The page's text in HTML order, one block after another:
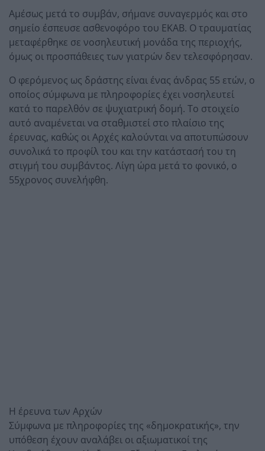
Αμέσως μετά το συμβάν, σήμανε συναγερμός και στο
σημείο έσπευσε ασθενοφόρο του ΕΚΑΒ. Ο τραυματίας
μεταφέρθηκε σε νοσηλευτική μονάδα της περιοχής,
όμως οι προσπάθειες των γιατρών δεν τελεσφόρησαν.
Ο φερόμενος ως δράστης είναι ένας άνδρας 55 ετών, ο
οποίος σύμφωνα με πληροφορίες έχει νοσηλευτεί
κατά το παρελθόν σε ψυχιατρική δομή. Το στοιχείο
αυτό αναμένεται να σταθμιστεί στο πλαίσιο της
έρευνας, καθώς οι Αρχές καλούνται να αποτυπώσουν
συνολικά το προφίλ του και την κατάστασή του τη
στιγμή του συμβάντος. Λίγη ώρα μετά το φονικό, ο
55χρονος συνελήφθη.
Η έρευνα των Αρχών
Σύμφωνα με πληροφορίες της «δημοκρατικής», την
υπόθεση έχουν αναλάβει οι αξιωματικοί της